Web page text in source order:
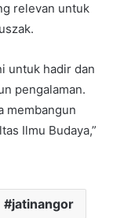
relevan untuk
untuk hadir dan
pengalaman.
membangun
Ilmu Budaya,”
jatinangor